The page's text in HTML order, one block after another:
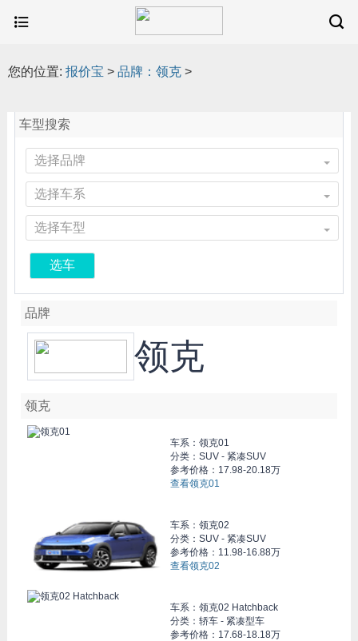
您的位置: 报价宝 > 品牌：领克 >
车型搜索
选择品牌
选择车系
选择车型
选车
品牌
领克
领克
车系： 领克01
分类：SUV - 紧凑SUV
参考价格： 17.98-20.18万
查看领克01
车系： 领克02
分类：SUV - 紧凑SUV
参考价格： 11.98-16.88万
查看领克02
车系： 领克02 Hatchback
分类：轿车 - 紧凑型车
参考价格： 17.68-18.18万